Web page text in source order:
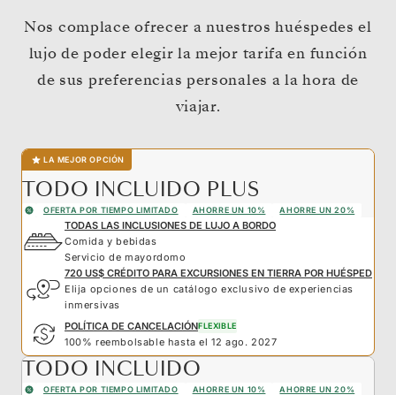
Nos complace ofrecer a nuestros huéspedes el
lujo de poder elegir la mejor tarifa en función
de sus preferencias personales a la hora de
viajar.
LA MEJOR OPCIÓN
TODO INCLUIDO PLUS
OFERTA POR TIEMPO LIMITADO AHORRE UN 10% AHORRE UN 20%
TODAS LAS INCLUSIONES DE LUJO A BORDO
Comida y bebidas
Servicio de mayordomo
720 US$ CRÉDITO PARA EXCURSIONES EN TIERRA POR HUÉSPED
Elija opciones de un catálogo exclusivo de experiencias
inmersivas
POLÍTICA DE CANCELACIÓNFLEXIBLE
100% reembolsable hasta el 12 ago. 2027
TODO INCLUIDO
OFERTA POR TIEMPO LIMITADO AHORRE UN 10% AHORRE UN 20%